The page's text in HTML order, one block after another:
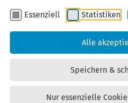
Essenziell Statistiken
Alle
Speichern &
Nur essenzielle
zusätzliche
anzubieten. Einige
(z.B. Google
können persönliche
Mit der Bestätigung